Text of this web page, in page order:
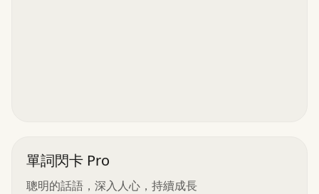
單詞閃卡 Pro
聰明的話語，深入人心，持續成長